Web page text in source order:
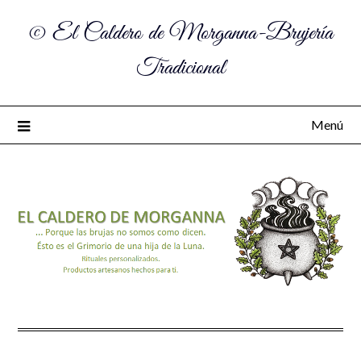
© El Caldero de Morganna-Brujería
Tradicional
Menú